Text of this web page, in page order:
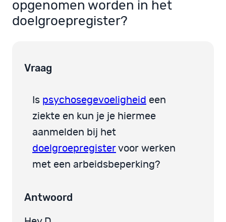
opgenomen worden in het
doelgroepregister?
Vraag
Is psychosegevoeligheid een
ziekte en kun je je hiermee
aanmelden bij het
doelgroepregister voor werken
met een arbeidsbeperking?
Antwoord